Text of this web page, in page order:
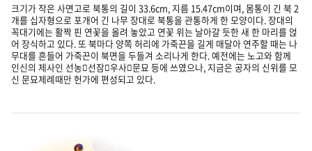
크기가 작은 사면고로 북통의 길이 33.6cm, 지름 15.47cm이며, 몸통이 긴 북 2
개를 십자형으로 포개어 긴 나무 장대로 북통을 관통하게 한 모양이다. 장대의
꼭대기에는 활짝 핀 연꽃을 올려 놓았고 연꽃 위는 날아갈 듯한 새 한 마리를 얹
어 장식하고 있다. 또 북마다 양쪽 허리에 가죽끈을 길게 매달아 연주할 때는 나
무대를 흔들어 가죽끈이 북면을 두들겨 소리나게 한다. 예전에는 노고와 함께
인신의 제사인 선농선잠우사문묘 등에 쓰였으나, 지금은 공자의 신위를 모
신 문묘제례때만 헌가에 편성되고 있다.